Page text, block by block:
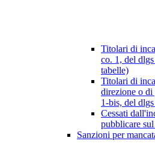
Titolari di
co. 1, del
tabelle)
Titolari di
direzione o
1-bis, del
Cessati
pubblicare
Sanzioni per